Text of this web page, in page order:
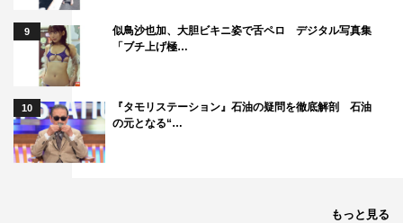
9
似鳥沙也加、大胆ビキニ姿で舌ペロ デジタル写真集
「ブチ上げ極…
10
『タモリステーション』石油の疑問を徹底解剖 石油
の元となる“…
もっと見る